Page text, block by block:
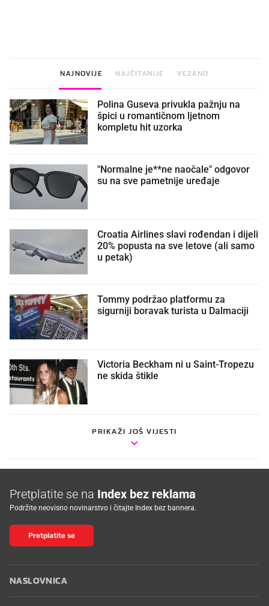
NAJNOVIJE NAJČITANIJE VEZANO
Polina Guseva privukla pažnju na
špici u romantičnom ljetnom
kompletu hit uzorka
"Normalne je**ne naočale" odgovor
su na sve pametnije uređaje
Croatia Airlines slavi rođendan i dijeli
20% popusta na sve letove (ali samo
u petak)
Tommy podržao platformu za
sigurniji boravak turista u Dalmaciji
Victoria Beckham ni u Saint-Tropezu
ne skida štikle
PRIKAŽI JOŠ VIJESTI
Pretplatite se na Index bez reklama
Podržite neovisno novinarstvo i čitajte Index bez bannera.
Pretplatite se
NASLOVNICA